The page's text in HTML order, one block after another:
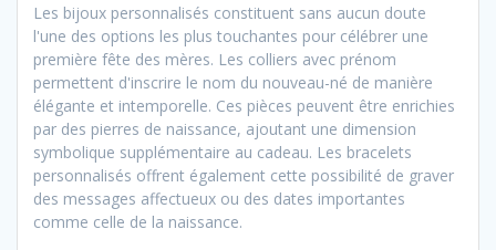
Les bijoux personnalisés constituent sans aucun doute
l'une des options les plus touchantes pour célébrer une
première fête des mères. Les colliers avec prénom
permettent d'inscrire le nom du nouveau-né de manière
élégante et intemporelle. Ces pièces peuvent être enrichies
par des pierres de naissance, ajoutant une dimension
symbolique supplémentaire au cadeau. Les bracelets
personnalisés offrent également cette possibilité de graver
des messages affectueux ou des dates importantes
comme celle de la naissance.